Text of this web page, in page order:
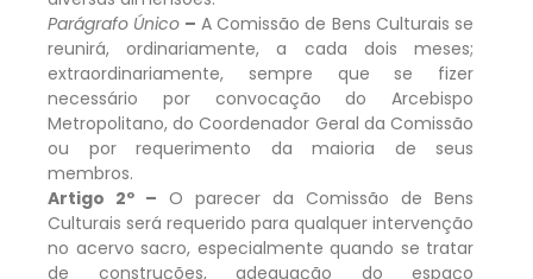
Parágrafo Único – A Comissão de Bens Culturais se
reunirá, ordinariamente, a cada dois meses;
extraordinariamente, sempre que se fizer
necessário por convocação do Arcebispo
Metropolitano, do Coordenador Geral da Comissão
ou por requerimento da maioria de seus
membros.
Artigo 2º – O parecer da Comissão de Bens
Culturais será requerido para qualquer intervenção
no acervo sacro, especialmente quando se tratar
de construções, adequação do espaço